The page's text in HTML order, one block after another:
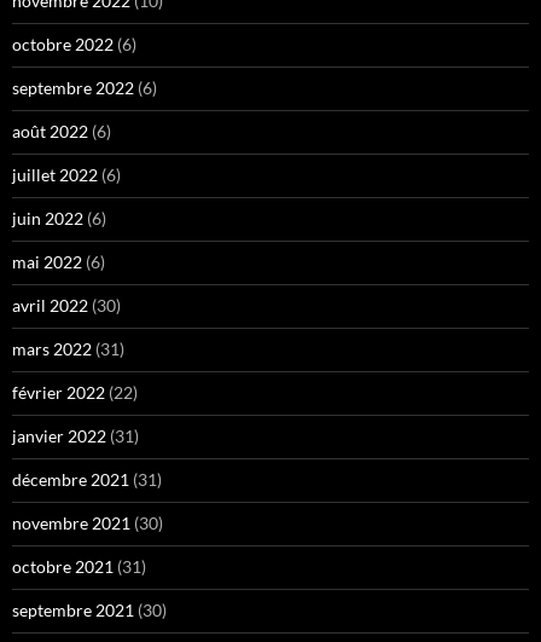
octobre 2022 (6)
septembre 2022 (6)
août 2022 (6)
juillet 2022 (6)
juin 2022 (6)
mai 2022 (6)
avril 2022 (30)
mars 2022 (31)
février 2022 (22)
janvier 2022 (31)
décembre 2021 (31)
novembre 2021 (30)
octobre 2021 (31)
septembre 2021 (30)